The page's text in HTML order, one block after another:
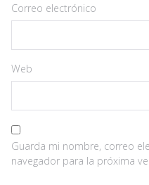
Correo electrónico
Web
Guarda mi nombre, correo
navegador para la próxima